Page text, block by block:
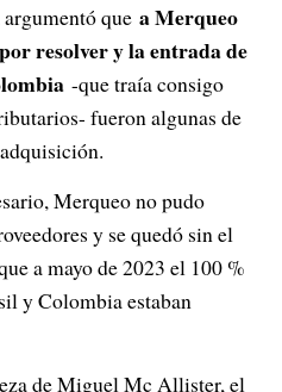
que a Merqueo
resolver y la entrada de
-que traía consigo
fueron algunas de
Merqueo no pudo
y se quedó sin el
a mayo de 2023 el 100 %
y Colombia estaban
de Miguel Mc Allister, el